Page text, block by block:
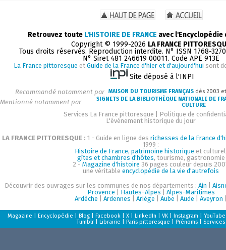
Retrouvez toute L'HISTOIRE DE FRANCE avec
Copyright © 1999-2026 LA FRANCE
Tous droits réservés. Reproduction interdite. N° ISSN 1768-
N° Siret 481 246619 00011. Code APE 913E
La France pittoresque et Guide de la France d'hier et d'aujourd'hui sont
Site déposé à l'INPI
Recommandé notamment par MAISON DU TOURISME FRANÇAIS dès 2003
Mentionné notamment par
SIGNETS DE LA BIBLIOTHÈQUE NATIONALE DE
CULTURE
Services La France pittoresque
Politique de
L'événement historique du jour
LA FRANCE PITTORESQUE : 1 - Guide en ligne des richesses de la France
1999 :
Histoire de France, patrimoine historique et
gîtes et chambres d'hôtes, tourisme, gastronomie
2 - Magazine d'histoire 36 pages couleur depuis
une véritableencyclopédie de la vie d'autrefois
Découvrir des ouvrages sur les communes de nos départements :Ain |
Provence
Hautes-Alpes
Alpes-Maritimes
Ardèche |Ardennes |Ariège |Aube |Aude |Aveyron
Magazine |Encyclopédie |Blog |Facebook |X |LinkedIn |VK |Instagram |YouTube
Tumblr |Librairie |Paris pittoresque |Prénoms Services